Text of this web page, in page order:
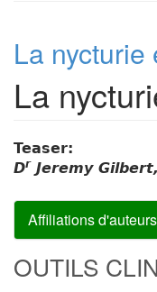
La nycturie
La
Teaser:
DrJeremy Gilbert,
Affiliations d'auteurs
OUTILS